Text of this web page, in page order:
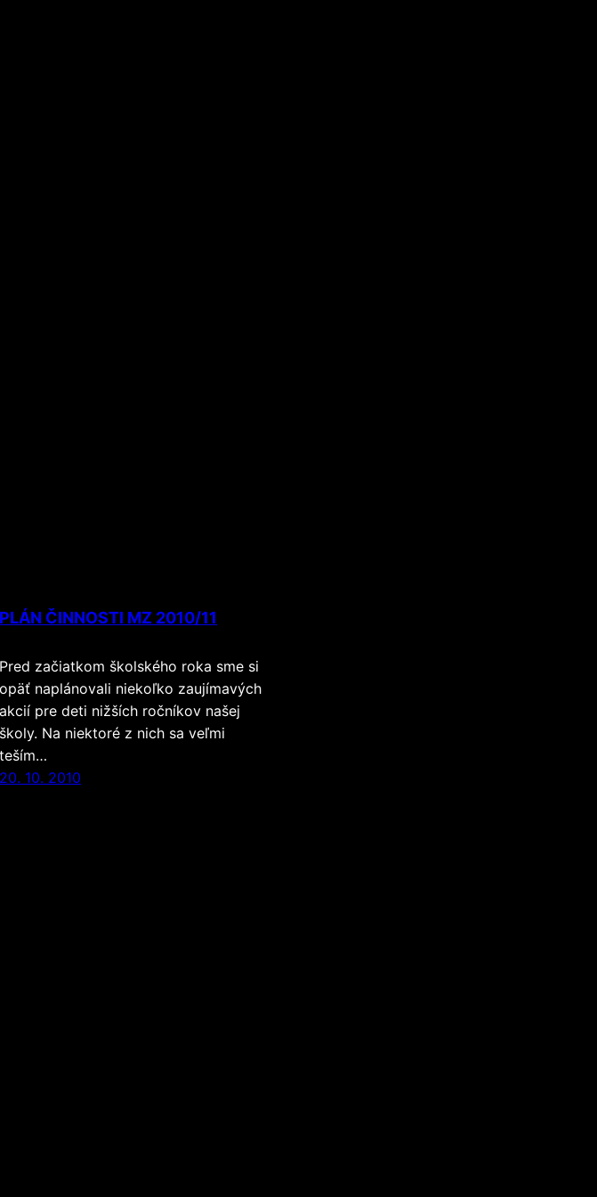
PLÁN ČINNOSTI MZ 2010/11
Pred začiatkom školského roka sme si
opäť naplánovali niekoľko zaujímavých
akcií pre deti nižších ročníkov našej
školy. Na niektoré z nich sa veľmi
teším…
20. 10. 2010